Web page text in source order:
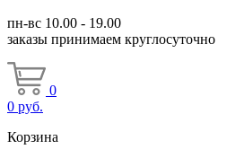
пн-вс 10.00 - 19.00
заказы принимаем круглосуточно
0
0 руб.
Корзина